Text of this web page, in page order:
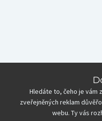
Hledáte to, čeho je vám
zveřejněných reklam
webu. Ty vás